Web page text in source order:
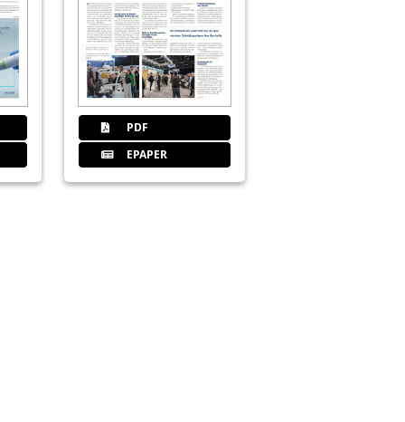
PDF
EPAPER